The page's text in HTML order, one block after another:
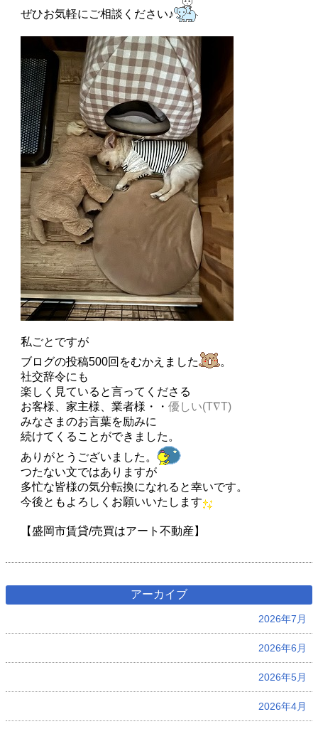
ぜひお気軽にご相談ください♪
私ごとですが
ブログの投稿500回をむかえました
。
社交辞令にも
楽しく見ていると言ってくださる
お客様、家主様、業者様・・ 優しい(T∇T)
みなさまのお言葉を励みに
続けてくることができました。
ありがとうございました。
つたない文ではありますが
多忙な皆様の気分転換になれると幸いです。
今後ともよろしくお願いいたします
【盛岡市賃貸/売買はアート不動産】
アーカイブ
2026年7月
2026年6月
2026年5月
2026年4月